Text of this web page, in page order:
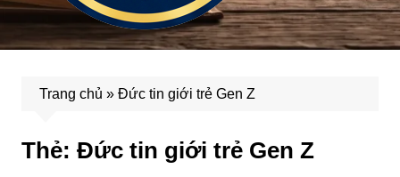
Trang chủ » Đức tin giới trẻ Gen Z
Thẻ: Đức tin giới trẻ Gen Z